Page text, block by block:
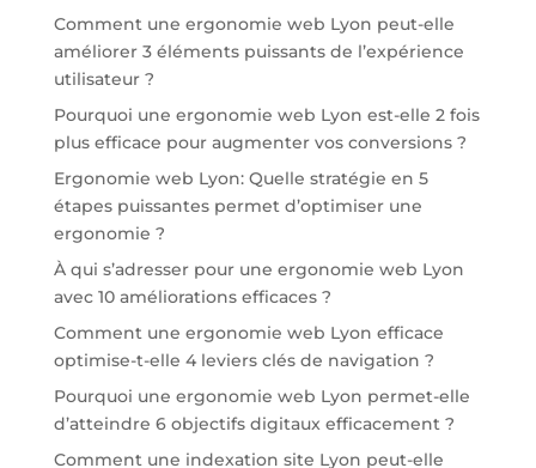
Comment une ergonomie web Lyon peut-elle
améliorer 3 éléments puissants de l’expérience
utilisateur ?
Pourquoi une ergonomie web Lyon est-elle 2 fois
plus efficace pour augmenter vos conversions ?
Ergonomie web Lyon: Quelle stratégie en 5
étapes puissantes permet d’optimiser une
ergonomie ?
À qui s’adresser pour une ergonomie web Lyon
avec 10 améliorations efficaces ?
Comment une ergonomie web Lyon efficace
optimise-t-elle 4 leviers clés de navigation ?
Pourquoi une ergonomie web Lyon permet-elle
d’atteindre 6 objectifs digitaux efficacement ?
Comment une indexation site Lyon peut-elle